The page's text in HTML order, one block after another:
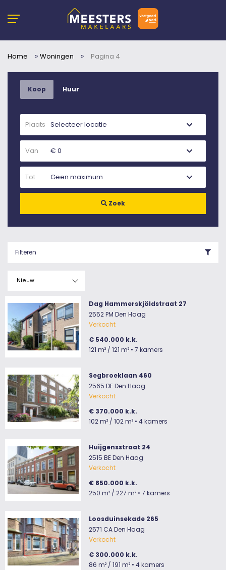
Home » Woningen » Pagina 4
Koop Huur
Plaats
Van
Tot
Zoek
Filteren
Dag Hammerskjöldstraat 27
2552 PM Den Haag
Verkocht
€ 540.000 k.k.
121 m² / 121 m² • 7 kamers
Segbroeklaan 460
2565 DE Den Haag
Verkocht
€ 370.000 k.k.
102 m² / 102 m² • 4 kamers
Huijgensstraat 24
2515 BE Den Haag
Verkocht
€ 850.000 k.k.
250 m² / 227 m² • 7 kamers
Loosduinsekade 265
2571 CA Den Haag
Verkocht
€ 300.000 k.k.
86 m² / 191 m² • 4 kamers